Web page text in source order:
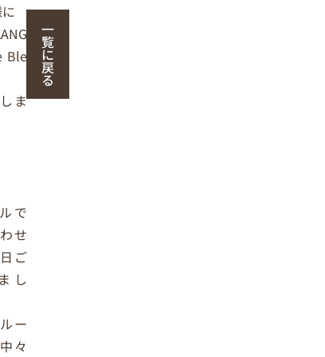
Ble
ま
で
せ
ご
し
ー
々
一
覧
に
戻
る